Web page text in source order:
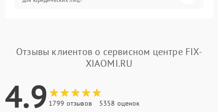
Отзывы клиентов о сервисном центре FIX-
XIAOMI.RU
4.9 1799 отзывов 5358 оценок